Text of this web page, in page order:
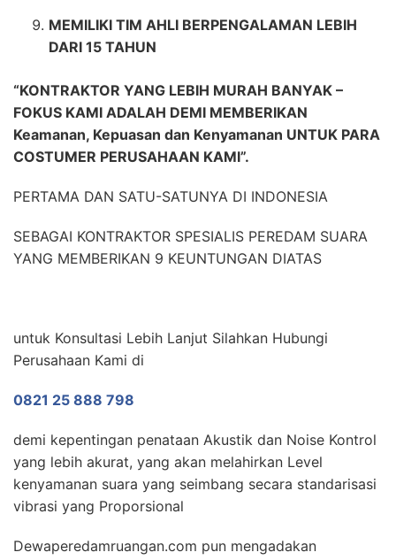
MEMILIKI TIM AHLI BERPENGALAMAN LEBIH
DARI 15 TAHUN
“KONTRAKTOR YANG LEBIH MURAH BANYAK –
FOKUS KAMI ADALAH DEMI MEMBERIKAN
Keamanan, Kepuasan dan Kenyamanan UNTUK PARA
COSTUMER PERUSAHAAN KAMI”.
PERTAMA DAN SATU-SATUNYA DI INDONESIA
SEBAGAI KONTRAKTOR SPESIALIS PEREDAM SUARA
YANG MEMBERIKAN 9 KEUNTUNGAN DIATAS
untuk Konsultasi Lebih Lanjut Silahkan Hubungi
Perusahaan Kami di
0821 25 888 798
demi kepentingan penataan Akustik dan Noise Kontrol
yang lebih akurat, yang akan melahirkan Level
kenyamanan suara yang seimbang secara standarisasi
vibrasi yang Proporsional
Dewaperedamruangan.com pun mengadakan